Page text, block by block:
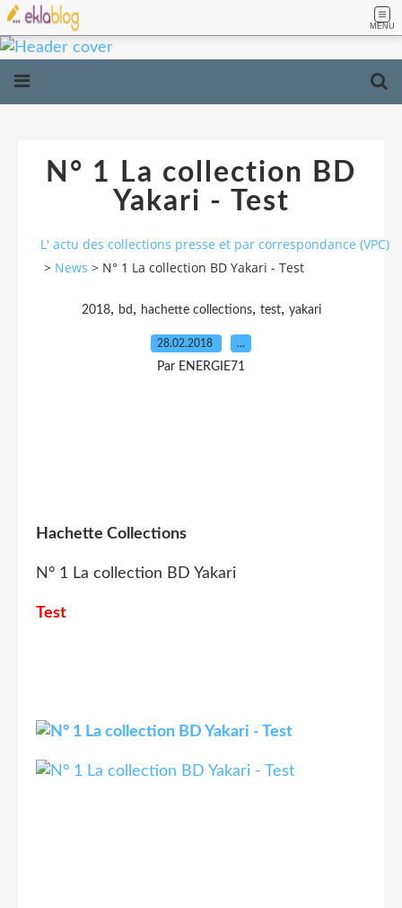
MENU
N° 1 La collection BD
Yakari - Test
L' actu des collections presse et par correspondance (VPC)
> News > N° 1 La collection BD Yakari - Test
2018, bd , hachette collections, test, yakari
28.02.2018 …
Par ENERGIE71
Hachette Collections
N° 1 La collection BD Yakari
Test